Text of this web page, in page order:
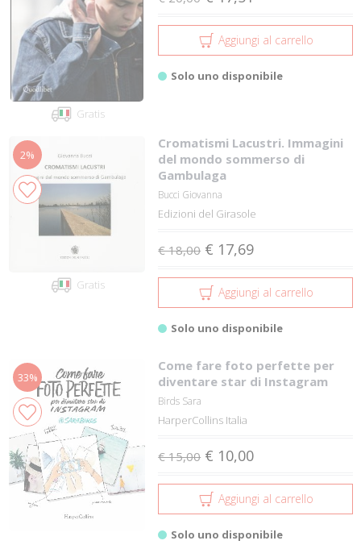
Gratis
Aggiungi al carrello
Solo uno disponibile
2%
Gratis
Cromatismi Lacustri. Immagini
del mondo sommerso di
Gambulaga
Bucci Giovanna
Edizioni del Girasole
€ 18,00 € 17,69
Aggiungi al carrello
Solo uno disponibile
33%
Come fare foto perfette per
diventare star di Instagram
Birds Sara
HarperCollins Italia
€ 15,00 € 10,00
Aggiungi al carrello
Solo uno disponibile